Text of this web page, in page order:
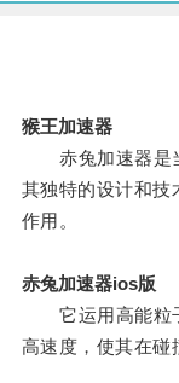
猴王加速器
赤兔加速器是当
其独特的设计和技
作用。
赤兔加速器ios版
它运用高能粒子
高速度，使其在碰